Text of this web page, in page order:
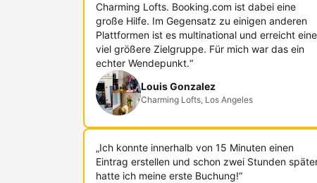
Charming Lofts. Booking.com ist dabei eine
große Hilfe. Im Gegensatz zu einigen anderen
Plattformen ist es multinational und erreicht eine
viel größere Zielgruppe. Für mich war das ein
echter Wendepunkt.“
Louis Gonzalez
Charming Lofts, Los Angeles
„Ich konnte innerhalb von 15 Minuten einen
Eintrag erstellen und schon zwei Stunden
hatte ich meine erste Buchung!“